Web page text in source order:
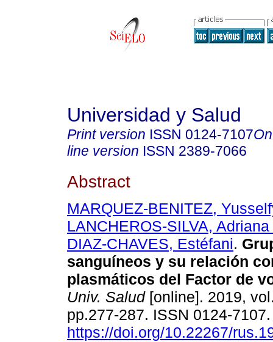
Universidad y Salud
Print version ISSN 0124-7107
line version ISSN 2389-7066
Abstract
MARQUEZ-BENITEZ,
LANCHEROS-SILVA,
DIAZ-CHAVES, Estéfani.
sanguíneos y su relación
plasmáticos del Factor de
Univ. Salud[online]. 2019,
pp.277-287. ISSN 0124-
https://doi.org/10.22267/